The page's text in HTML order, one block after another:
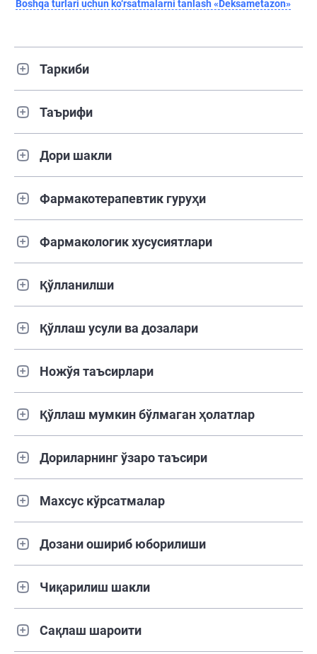
Boshqa turlari uchun ko‘rsatmalarni tanlash «Deksametazon»
Таркиби
Таърифи
Дори шакли
Фармакотерапевтик гуруҳи
Фармакологик хусусиятлари
Қўлланилши
Қўллаш усули ва дозалари
Ножўя таъсирлари
Қўллаш мумкин бўлмаган ҳолатлар
Дориларнинг ўзаро таъсири
Махсус кўрсатмалар
Дозани ошириб юборилиши
Чиқарилиш шакли
Сақлаш шароити